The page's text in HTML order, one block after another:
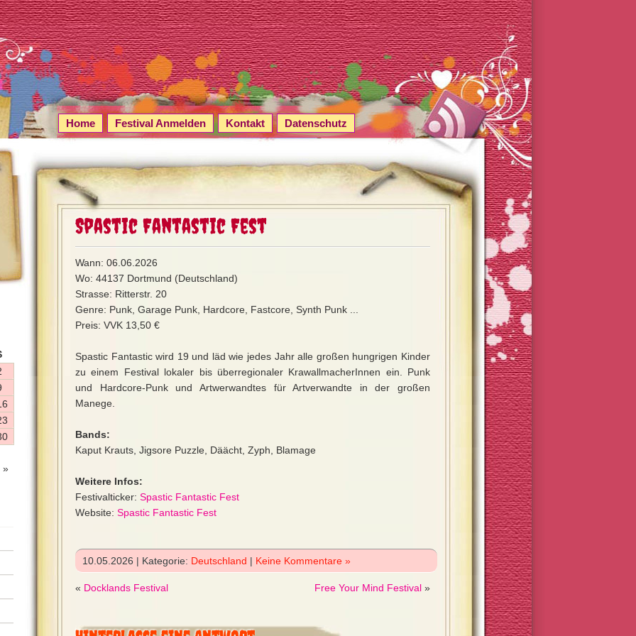
Home Festival Anmelden Kontakt Datenschutz
Spastic Fantastic Fest
Wann: 06.06.2026
Wo: 44137 Dortmund (Deutschland)
Strasse: Ritterstr. 20
Genre: Punk, Garage Punk, Hardcore, Fastcore, Synth Punk ...
Preis: VVK 13,50 €
Spastic Fantastic wird 19 und läd wie jedes Jahr alle großen hungrigen Kinder
zu einem Festival lokaler bis überregionaler KrawallmacherInnen ein. Punk
und Hardcore-Punk und Artwerwandtes für Artverwandte in der großen
Manege.
Bands:
Kaput Krauts, Jigsore Puzzle, Däächt, Zyph, Blamage
Weitere Infos:
Festivalticker: Spastic Fantastic Fest
Website: Spastic Fantastic Fest
10.05.2026 | Kategorie: Deutschland | Keine Kommentare »
« Docklands Festival Free Your Mind Festival »
»